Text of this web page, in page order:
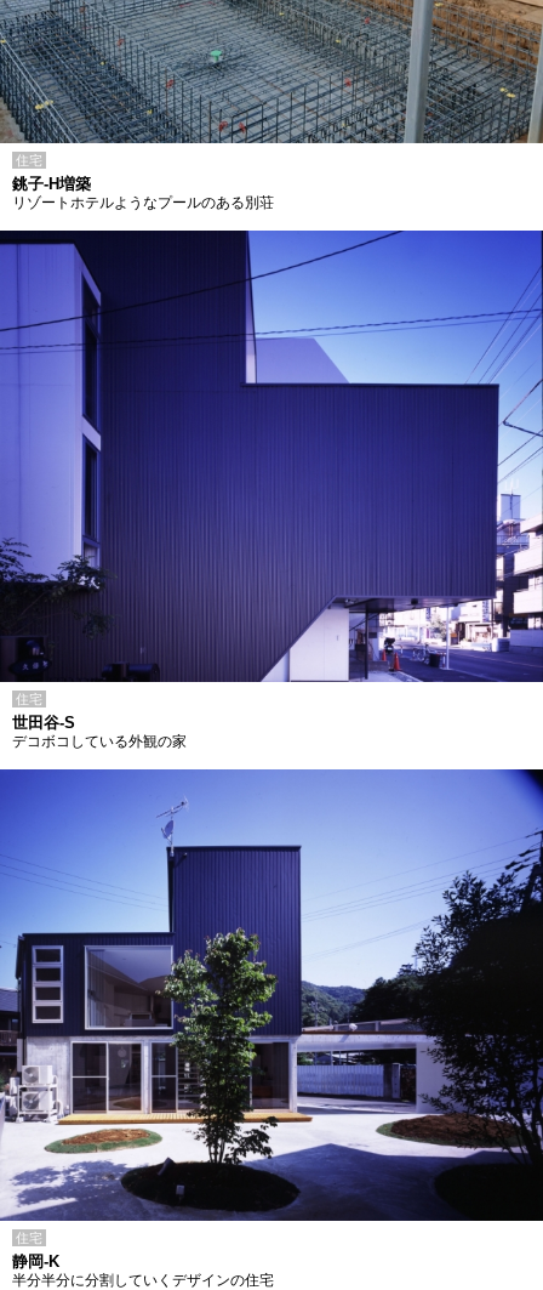
住宅
銚子-H増築
リゾートホテルようなプールのある別荘
住宅
世田谷-S
デコボコしている外観の家
住宅
静岡-K
半分半分に分割していくデザインの住宅